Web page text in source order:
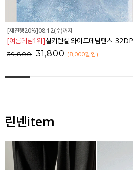
[재진행20%]08.12(수)까지
[여름데님1위]실키텐셀 와이드데님팬츠_32DP1832
39,800 31,800 (8,000할인 )
린넨item